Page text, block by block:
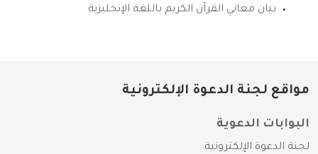
بيان معاني القرآن الكريم باللغة الإنجليزية
مواقع لجنة الدعوة الإلكترونية
البوابات الدعوية
لجنة الدعوة الإلكترونية